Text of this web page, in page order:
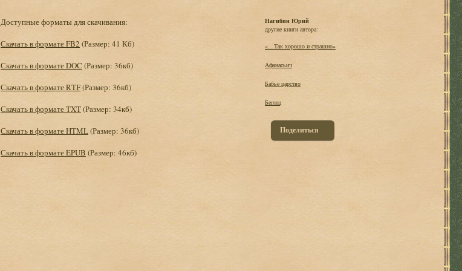
Доступные форматы для скачивания:
Скачать в формате FB2 (Размер: 41 Кб)
Скачать в формате DOC (Размер: 36кб)
Скачать в формате RTF(Размер: 36кб)
Скачать в формате TXT(Размер: 34кб)
Скачать в формате HTML(Размер: 36кб)
Скачать в формате EPUB (Размер: 46кб)
Нагибин Юрий
другие книги автора:
«…Так хорошо и страшно»
Афанасьич
Бабье царство
Беглец
Поделиться